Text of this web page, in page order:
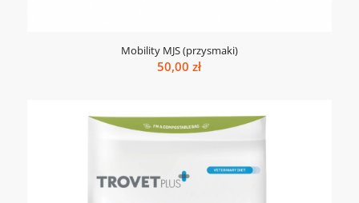
Mobility MJS (przysmaki)
50,00zł